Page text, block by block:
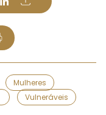
Mulheres
Vulneráveis